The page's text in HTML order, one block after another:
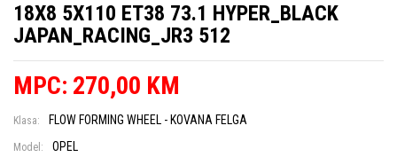
18X8 5X110 ET38 73.1 HYPER_BLACK
JAPAN_RACING_JR3 512
MPC: 270,00 KM
Klasa: FLOW FORMING WHEEL - KOVANA FELGA
Model: OPEL